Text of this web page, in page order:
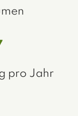
pro Jahr